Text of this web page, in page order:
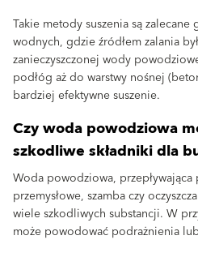
Takie metody suszenia są
wodnych, gdzie źródłem zalania
zanieczyszczonej wody
podłóg aż do warstwy nośnej
bardziej efektywne suszenie.
Czy woda powodziowa
szkodliwe składniki dla
Woda powodziowa, przepływająca
przemysłowe, szamba czy
wiele szkodliwych substancji. W
może powodować podrażnienia